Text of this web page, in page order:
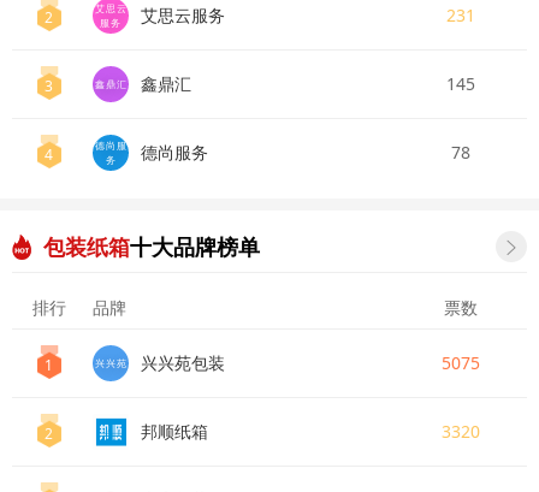
2
艾思云
服务
艾思云服务 231
3 鑫鼎汇 鑫鼎汇 145
4
德尚服
务
德尚服务 78
包装纸箱十大品牌榜单 
排行 品牌 票数
1 兴兴苑 兴兴苑包装 5075
2 邦顺纸箱 3320